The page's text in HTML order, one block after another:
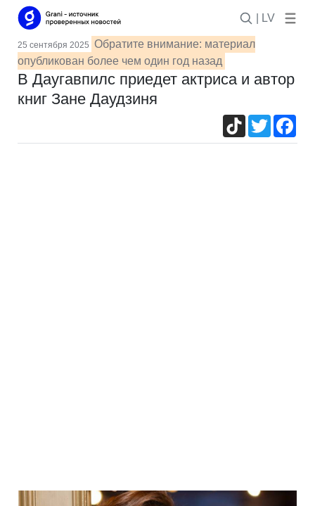
| LV
25 сентября 2025 Обратите внимание: материал
опубликован более чем один год назад
В Даугавпилс приедет актриса и автор
книг Зане Даудзиня
TikTokTwitter